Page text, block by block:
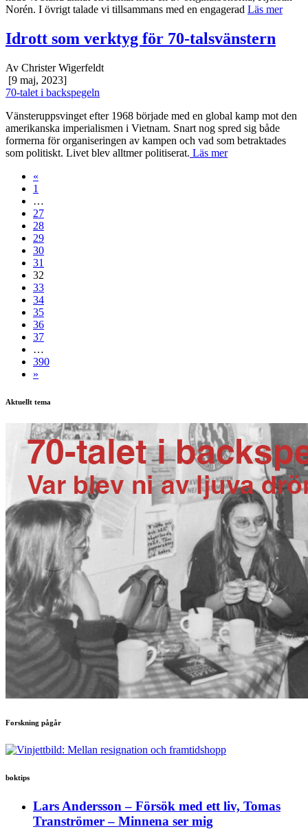
Norén. I övrigt talade vi tillsammans med en engagerad Läs mer
Idrott som verktyg för 70-talsvänstern
Av Christer Wigerfeldt
[9 maj, 2023]
70-talet i backspegeln
Vänsteruppsvinget efter 1968 började med en global kamp mot den
amerikanska imperialismen i Vietnam. Snart nog spred sig både
formerna för organiseringen av kampen och vad som betraktades
som politiskt. Livet blev alltmer politiserat. Läs mer
«
1
…
27
28
29
30
31
32
33
34
35
36
37
…
390
»
Aktuellt tema
Forskning pågår
boktips
Lars Andersson – Försök med ett liv, Tomas
Tranströmer – Minnena ser mig